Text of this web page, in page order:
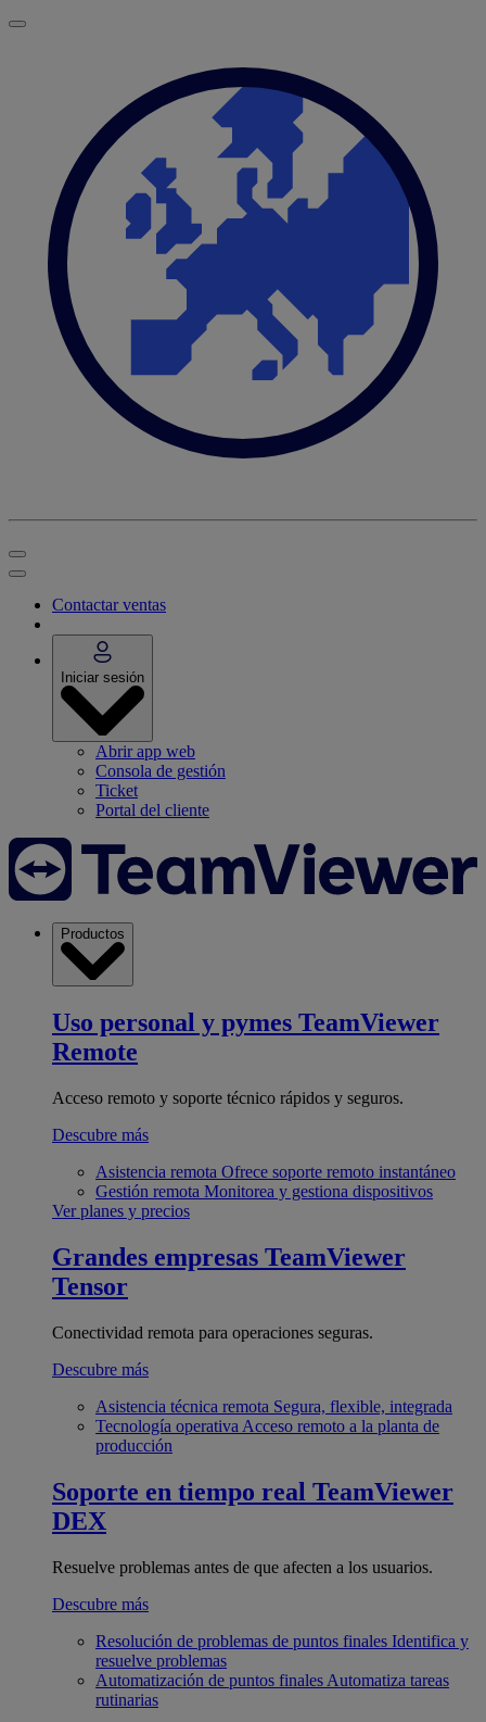
Contactar ventas
Iniciar sesión
Abrir app web
Consola de gestión
Ticket
Portal del cliente
Productos
Uso personal y pymes TeamViewer
Remote
Acceso remoto y soporte técnico rápidos y seguros.
Descubre más
Asistencia remota Ofrece soporte remoto instantáneo
Gestión remota Monitorea y gestiona dispositivos
Ver planes y precios
Grandes empresas TeamViewer
Tensor
Conectividad remota para operaciones seguras.
Descubre más
Asistencia técnica remota Segura, flexible, integrada
Tecnología operativa Acceso remoto a la planta de
producción
Soporte en tiempo real TeamViewer
DEX
Resuelve problemas antes de que afecten a los usuarios.
Descubre más
Resolución de problemas de puntos finales Identifica y
resuelve problemas
Automatización de puntos finales Automatiza tareas
rutinarias